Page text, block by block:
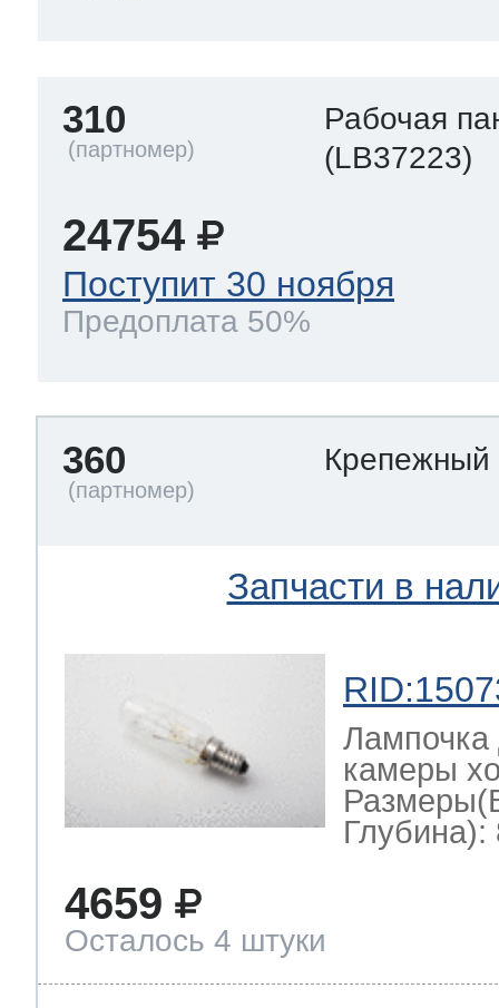
310
Рабочая
(LB37223)
24754
Поступит 30 ноября
Предоплата 50%
360
Запчасти в
Лампочка
камеры
Глубина):
4659
Осталось 4 штуки